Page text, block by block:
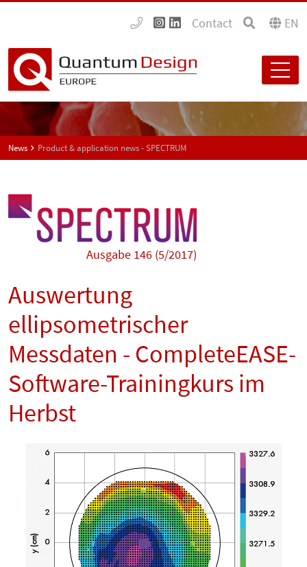
Contact EN
News Product & application news - SPECTRUM
Ausgabe 146 (5/2017)
Auswertung
ellipsometrischer
Messdaten - CompleteEASE-
Software-Trainingkurs im
Herbst